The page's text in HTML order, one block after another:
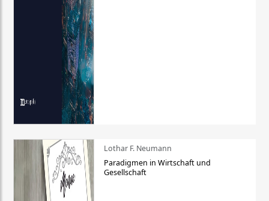
Lothar F. Neumann
Paradigmen in Wirtschaft und
Gesellschaft